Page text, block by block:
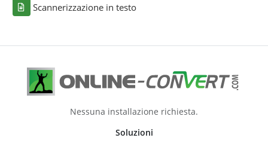
Scannerizzazione in testo
Nessuna installazione richiesta.
Soluzioni